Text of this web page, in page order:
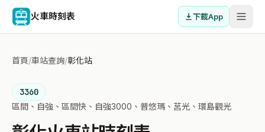
火車時刻表 下載App
首頁/車站查詢/彰化站
3360
區間、自強、區間快、自強3000、普悠瑪、莒光、環島觀光